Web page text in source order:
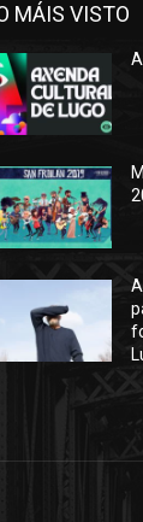
MÁIS VISTO